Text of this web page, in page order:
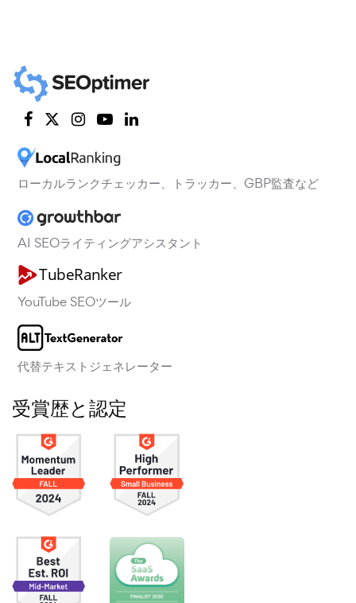
ローカルランクチェッカー、トラッカー、GBP監査など
AI SEOライティングアシスタント
YouTube SEOツール
代替テキストジェネレーター
受賞歴と認定